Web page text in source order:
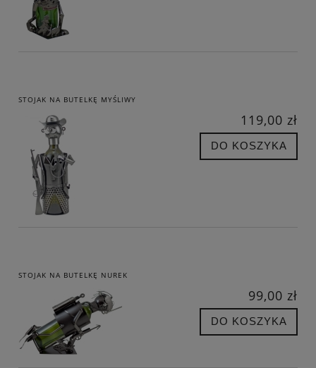
STOJAK NA BUTELKĘ MYŚLIWY
119,00 zł
DO KOSZYKA
STOJAK NA BUTELKĘ NUREK
99,00 zł
DO KOSZYKA